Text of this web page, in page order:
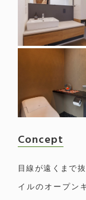
Concept
目線が遠くまで
イルのオープン